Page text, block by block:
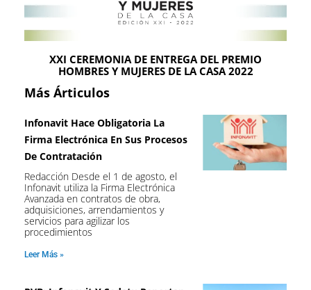
XXI CEREMONIA DE ENTREGA DEL PREMIO
HOMBRES Y MUJERES DE LA CASA 2022
Más Árticulos
Infonavit Hace Obligatoria La
Firma Electrónica En Sus Procesos
De Contratación
Redacción Desde el 1 de agosto, el
Infonavit utiliza la Firma Electrónica
Avanzada en contratos de obra,
adquisiciones, arrendamientos y
servicios para agilizar los
procedimientos
Leer Más »